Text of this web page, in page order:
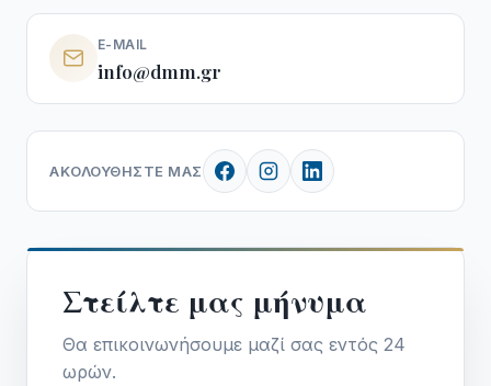
E-MAIL
info@dmm.gr
ΑΚΟΛΟΥΘΉΣΤΕ ΜΑΣ
Στείλτε μας μήνυμα
Θα επικοινωνήσουμε μαζί σας εντός 24
ωρών.